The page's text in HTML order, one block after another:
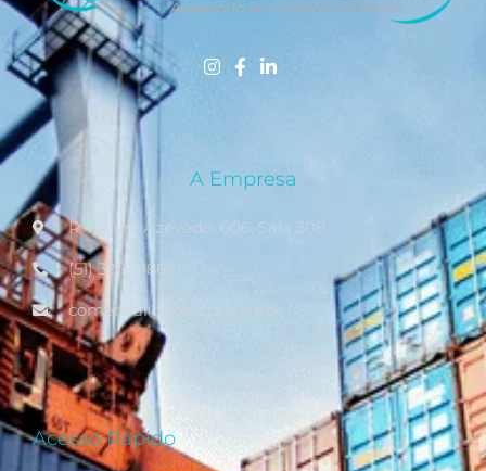
A Empresa
R. Moura Azevedo, 606, Sala 308
(51) 3269-1866
comercial@solutions.srv.br
Acesso Rápido